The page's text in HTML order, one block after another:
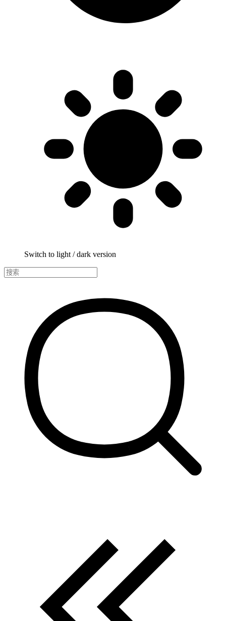
Switch to light / dark version